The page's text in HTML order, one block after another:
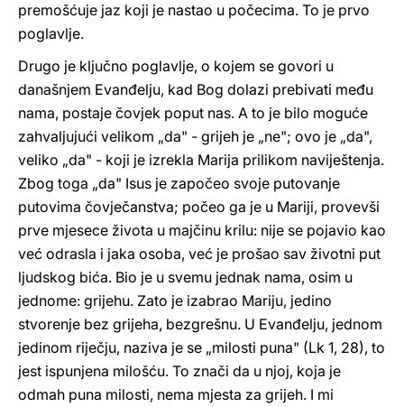
premošćuje jaz koji je nastao u počecima. To je prvo
poglavlje.
Drugo je ključno poglavlje, o kojem se govori u
današnjem Evanđelju, kad Bog dolazi prebivati među
nama, postaje čovjek poput nas. A to je bilo moguće
zahvaljujući velikom „da" - grijeh je „ne"; ovo je „da",
veliko „da" - koji je izrekla Marija prilikom naviještenja.
Zbog toga „da" Isus je započeo svoje putovanje
putovima čovječanstva; počeo ga je u Mariji, provevši
prve mjesece života u majčinu krilu: nije se pojavio kao
već odrasla i jaka osoba, već je prošao sav životni put
ljudskog bića. Bio je u svemu jednak nama, osim u
jednome: grijehu. Zato je izabrao Mariju, jedino
stvorenje bez grijeha, bezgrešnu. U Evanđelju, jednom
jedinom riječju, naziva je se „milosti puna" (Lk 1, 28), to
jest ispunjena milošću. To znači da u njoj, koja je
odmah puna milosti, nema mjesta za grijeh. I mi